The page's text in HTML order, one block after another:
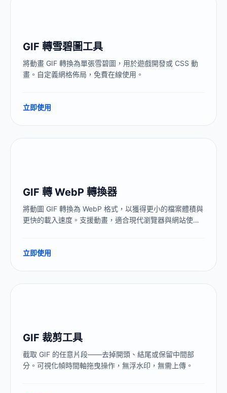
GIF 轉雪碧圖工具
將動畫 GIF 轉換為單張雪碧圖，用於遊戲開發或 CSS 動
畫。自定義網格佈局，免費在線使用。
立即使用
GIF 轉 WebP 轉換器
將動圖 GIF 轉換為 WebP 格式，以獲得更小的檔案體積與
更快的載入速度。支援動畫，適合現代瀏覽器與網站使
立即使用
GIF 裁剪工具
截取 GIF 的任意片段——去掉開頭、結尾或保留中間部
分。可視化幀時間軸拖曳操作，無浮水印，無需上傳。